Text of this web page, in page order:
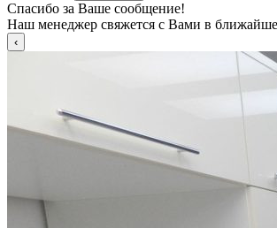
Спасибо за Ваше сообщение!
Наш менеджер свяжется с Вами в